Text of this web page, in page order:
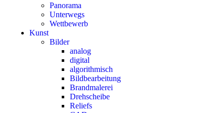
Panorama
Unterwegs
Wettbewerb
Kunst
Bilder
analog
digital
algorithmisch
Bildbearbeitung
Brandmalerei
Drehscheibe
Reliefs